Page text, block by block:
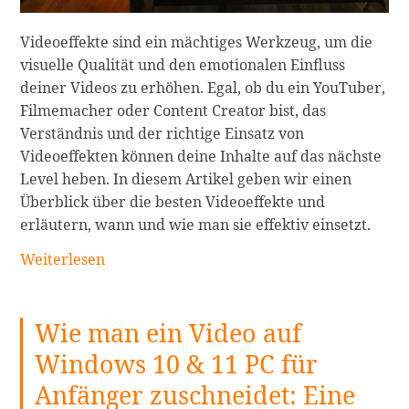
Videoeffekte sind ein mächtiges Werkzeug, um die
visuelle Qualität und den emotionalen Einfluss
deiner Videos zu erhöhen. Egal, ob du ein YouTuber,
Filmemacher oder Content Creator bist, das
Verständnis und der richtige Einsatz von
Videoeffekten können deine Inhalte auf das nächste
Level heben. In diesem Artikel geben wir einen
Überblick über die besten Videoeffekte und
erläutern, wann und wie man sie effektiv einsetzt.
Die
und
man
sie
Weiterlesen
Wie man ein Video auf
Windows 10 & 11 PC für
Anfänger zuschneidet: Eine